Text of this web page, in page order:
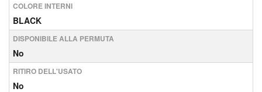
COLORE INTERNI
BLACK
DISPONIBILE ALLA PERMUTA
No
RITIRO DELL'USATO
No